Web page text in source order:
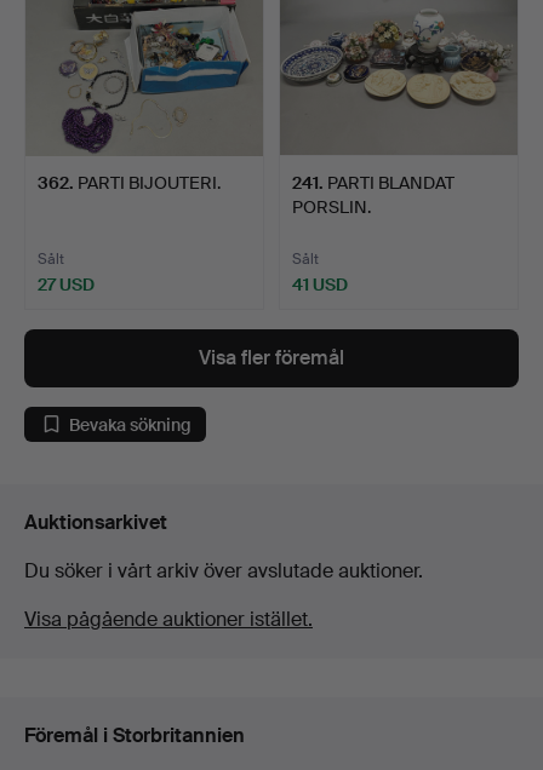
362. PARTI BIJOUTERI.
Sålt
27 USD
241. PARTI BLANDAT
PORSLIN.
Sålt
41 USD
Visa fler föremål
Bevaka sökning
Auktionsarkivet
Du söker i vårt arkiv över avslutade auktioner.
Visa pågående auktioner istället.
Föremål i Storbritannien